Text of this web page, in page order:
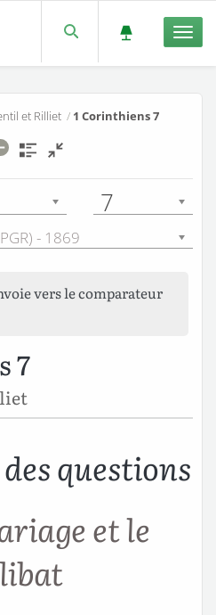
et Rilliet / 1 Corinthiens 7
7
- 1869
vers le comparateur
7
questions
et le